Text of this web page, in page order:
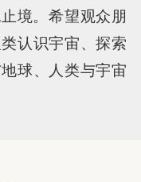
境。希望观众朋
认识宇宙、探索
球、人类与宇宙